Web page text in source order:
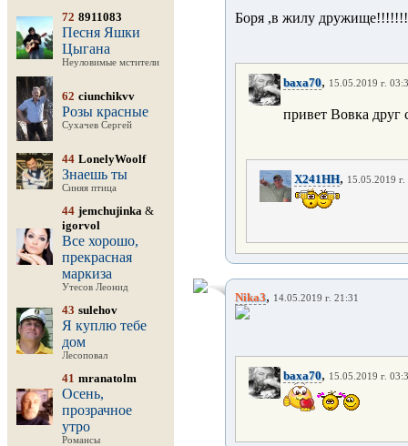
72 8911083
Песня Яшки
Цыгана
Неуловимые мстители
62 ciunchikvv
Розы красные
Сухачев Сергей
44 LonelyWoolf
Знаешь ты
Синяя птица
44 jemchujinka &
igorvol
Все хорошо,
прекрасная
маркиза
Утесов Леонид
43 sulehov
Я куплю тебе
дом
Лесоповал
41 mranatolm
Осень,
прозрачное
утро
Романсы
Боря ,в жилу
baxa70, 15.05.2019 г.
привет Вовка друг
X241HH, 15.05.2019 г.
Nika3, 14.05.2019 г. 21:31
baxa70, 15.05.2019 г.